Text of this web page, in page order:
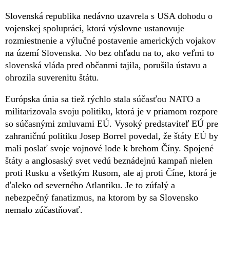
Slovenská republika nedávno uzavrela s USA dohodu o
vojenskej spolupráci, ktorá výslovne ustanovuje
rozmiestnenie a výlučné postavenie amerických vojakov
na území Slovenska. No bez ohľadu na to, ako veľmi to
slovenská vláda pred občanmi tajila, porušila ústavu a
ohrozila suverenitu štátu.
Európska únia sa tiež rýchlo stala súčasťou NATO a
militarizovala svoju politiku, ktorá je v priamom rozpore
so súčasnými zmluvami EÚ. Vysoký predstaviteľ EÚ pre
zahraničnú politiku Josep Borrel povedal, že štáty EÚ by
mali poslať svoje vojnové lode k brehom Číny. Spojené
štáty a anglosaský svet vedú beznádejnú kampaň nielen
proti Rusku a všetkým Rusom, ale aj proti Číne, ktorá je
ďaleko od severného Atlantiku. Je to zúfalý a
nebezpečný fanatizmus, na ktorom by sa Slovensko
nemalo zúčastňovať.